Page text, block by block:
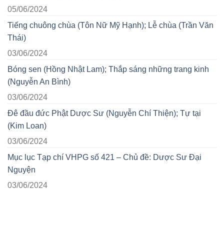
05/06/2024
Tiếng chuông chùa (Tôn Nữ Mỹ Hạnh); Lễ chùa (Trần Văn
Thái)
03/06/2024
Bóng sen (Hồng Nhật Lam); Thắp sáng những trang kinh
(Nguyễn An Bình)
03/06/2024
Đê đầu đức Phật Dược Sư (Nguyễn Chí Thiện); Tự tại
(Kim Loan)
03/06/2024
Mục lục Tạp chí VHPG số 421 – Chủ đề: Dược Sư Đại
Nguyện
03/06/2024